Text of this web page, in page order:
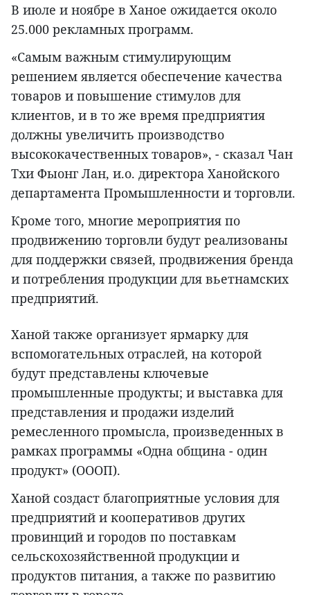
В июле и ноябре в Ханое ожидается около
25.000 рекламных программ.
«Самым важным стимулирующим
решением является обеспечение качества
товаров и повышение стимулов для
клиентов, и в то же время предприятия
должны увеличить производство
высококачественных товаров», - сказал Чан
Тхи Фыонг Лан, и.о. директора Ханойского
департамента Промышленности и торговли.
Кроме того, многие мероприятия по
продвижению торговли будут реализованы
для поддержки связей, продвижения бренда
и потребления продукции для вьетнамских
предприятий.
Ханой также организует ярмарку для
вспомогательных отраслей, на которой
будут представлены ключевые
промышленные продукты; и выставка для
представления и продажи изделий
ремесленного промысла, произведенных в
рамках программы «Одна община - один
продукт» (ОООП).
Ханой создаст благоприятные условия для
предприятий и кооперативов других
провинций и городов по поставкам
сельскохозяйственной продукции и
продуктов питания, а также по развитию